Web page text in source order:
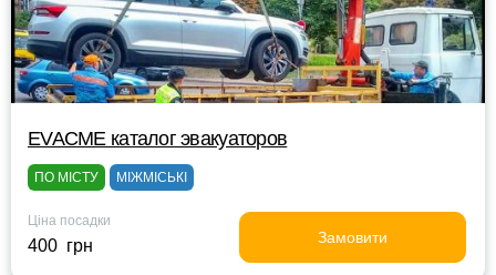
EVACME каталог эвакуаторов
ПО МІСТУ МІЖМІСЬКІ
Ціна посадки
400 грн Замовити